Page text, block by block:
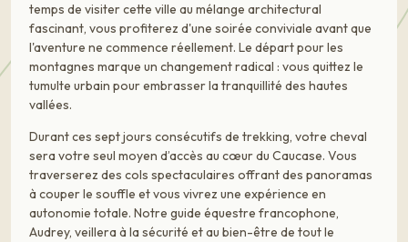
temps de visiter cette ville au mélange architectural
fascinant, vous profiterez d'une soirée conviviale avant que
l'aventure ne commence réellement. Le départ pour les
montagnes marque un changement radical : vous quittez le
tumulte urbain pour embrasser la tranquillité des hautes
vallées.
Durant ces sept jours consécutifs de trekking, votre cheval
sera votre seul moyen d’accès au cœur du Caucase. Vous
traverserez des cols spectaculaires offrant des panoramas
à couper le souffle et vous vivrez une expérience en
autonomie totale. Notre guide équestre francophone,
Audrey, veillera à la sécurité et au bien-être de tout le